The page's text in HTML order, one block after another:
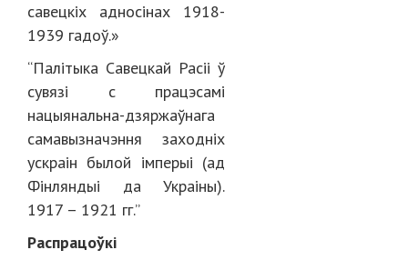
савецкіх адносінах 1918-
1939 гадоў.»
“Палітыка Савецкай Расіі ў
сувязі с працэсамі
нацыянальна-дзяржаўнага
самавызначэння заходніх
ускраін былой імперыі (ад
Фінляндыі да Украіны).
1917 – 1921 гг.”
Распрацоўкі